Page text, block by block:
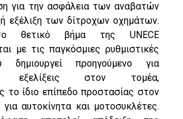
για την ασφάλεια των αναβατών
εξέλιξη των δίτροχων οχημάτων.
θετικό βήμα της UNECE
με τις παγκόσμιες ρυθμιστικές
δημιουργεί προηγούμενο για
εξελίξεις στον τομέα,
το ίδιο επίπεδο προστασίας στον
αυτοκίνητα και μοτοσυκλέτες.